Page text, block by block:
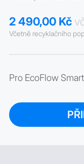
2 490,00 Kč
Včetně recyklačního
Pro EcoFlow